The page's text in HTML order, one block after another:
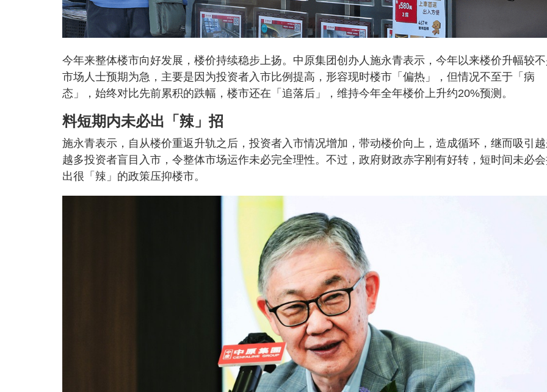
今年来整体楼市向好发展，楼价持续稳步上扬。中原集团创办人施永青表示，今年以来楼价升幅较
市场人士预期为急，主要是因为投资者入市比例提高，形容现时楼市「偏热」，但情况不至于「病
态」，始终对比先前累积的跌幅，楼市还在「追落后」，维持今年全年楼价上升约20%预测。
料短期内未必出「辣」招
施永青表示，自从楼价重返升轨之后，投资者入市情况增加，带动楼价向上，造成循环，继而吸引
越多投资者盲目入市，令整体市场运作未必完全理性。不过，政府财政赤字刚有好转，短时间未必
出很「辣」的政策压抑楼市。